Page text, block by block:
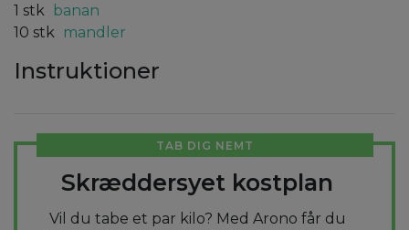
1 stk
banan
10 stk mandler
Instruktioner
TAB DIG NEMT
Skræddersyet kostplan
Vil du tabe et par kilo? Med Arono får du